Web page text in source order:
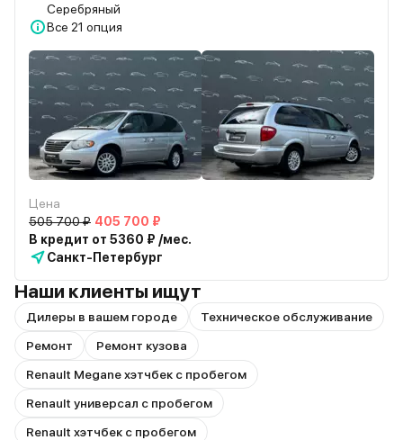
Серебряный
Все 21 опция
Цена
505 700 ₽ 405 700 ₽
В кредит от 5360 ₽ /мес.
Санкт-Петербург
Наши клиенты ищут
Дилеры в вашем городе
Техническое обслуживание
Ремонт
Ремонт кузова
Renault Megane хэтчбек с пробегом
Renault универсал с пробегом
Renault хэтчбек с пробегом